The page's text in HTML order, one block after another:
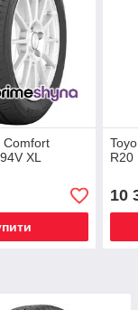
Comfort
XL
R20
10